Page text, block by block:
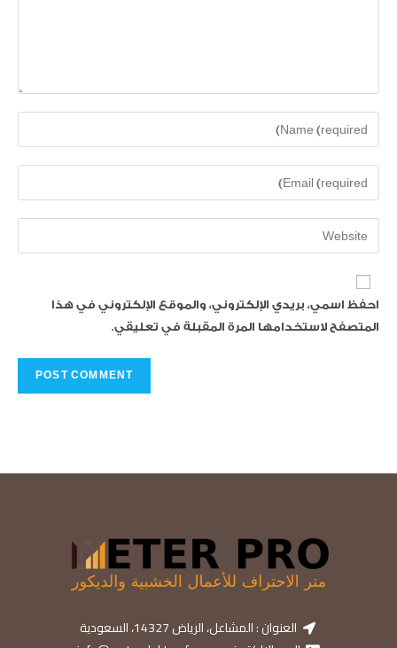
احفظ اسمي، بريدي الإلكتروني، والموقع الإلكتروني في هذا
المتصفح لاستخدامها المرة المقبلة في تعليقي.
العنوان : المشاعل، الرياض 14327، السعودية